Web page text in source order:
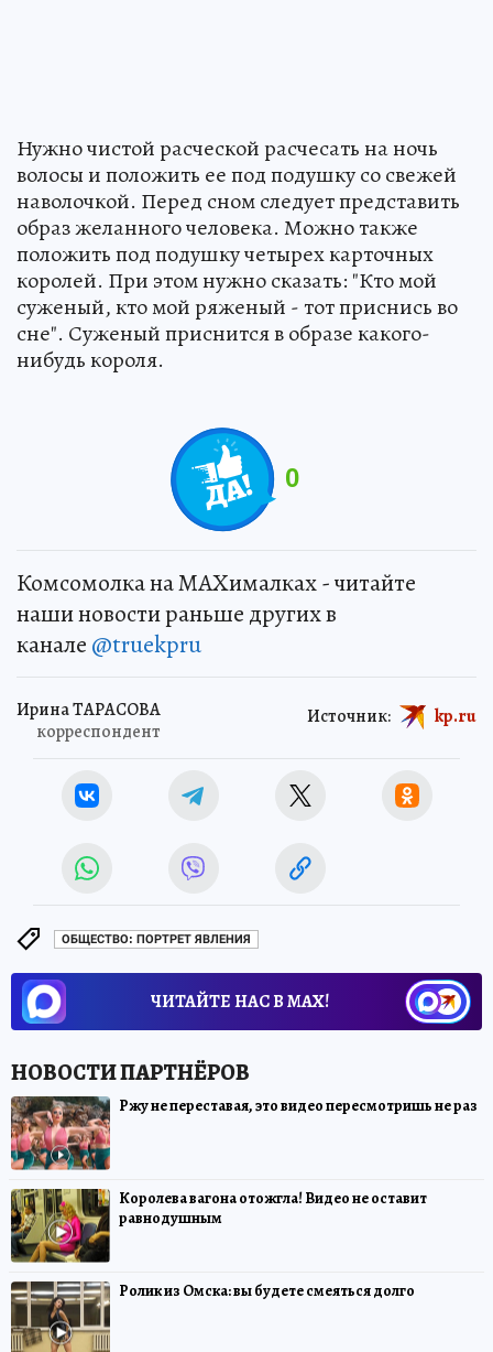
Нужно чистой расческой расчесать на ночь
волосы и положить ее под подушку со свежей
наволочкой. Перед сном следует представить
образ желанного человека. Можно также
положить под подушку четырех карточных
королей. При этом нужно сказать: "Кто мой
суженый, кто мой ряженый - тот приснись во
сне". Суженый приснится в образе какого-
нибудь короля.
0
Комсомолка на MAXималках - читайте
наши новости раньше других в
канале @truekpru
Ирина ТАРАСОВА
корреспондент
Источник: kp.ru
ОБЩЕСТВО: ПОРТРЕТ ЯВЛЕНИЯ
ЧИТАЙТЕ НАС В МАХ!
Ржу не переставая, это видео пересмотришь не раз
Королева вагона отожгла! Видео не оставит
равнодушным
Ролик из Омска: вы будете смеяться долго